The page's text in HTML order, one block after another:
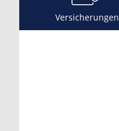
Versicherungen